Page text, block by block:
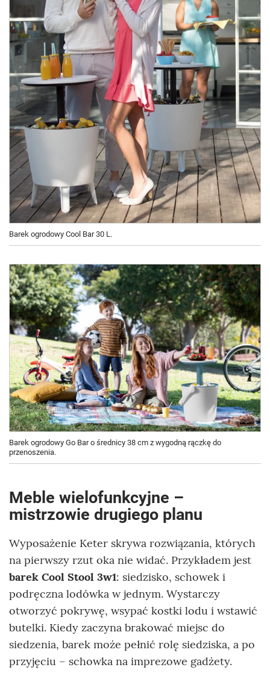
Barek ogrodowy Cool Bar 30 L.
Barek ogrodowy Go Bar o średnicy 38 cm z wygodną rączkę do
przenoszenia.
Meble wielofunkcyjne –
mistrzowie drugiego planu
Wyposażenie Keter skrywa rozwiązania, których
na pierwszy rzut oka nie widać. Przykładem jest
barek Cool Stool 3w1: siedzisko, schowek i
podręczna lodówka w jednym. Wystarczy
otworzyć pokrywę, wsypać kostki lodu i wstawić
butelki. Kiedy zaczyna brakować miejsc do
siedzenia, barek może pełnić rolę siedziska, a po
przyjęciu – schowka na imprezowe gadżety.